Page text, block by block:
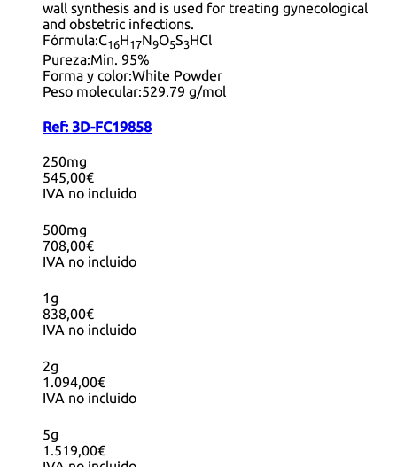
wall synthesis and is used for treating gynecological
and obstetric infections.
Fórmula:C16H17N9O5S3HCl
Pureza:Min. 95%
Forma y color:White Powder
Peso molecular:529.79 g/mol
Ref: 3D-FC19858
250mg
545,00€
IVA no incluido
500mg
708,00€
IVA no incluido
1g
838,00€
IVA no incluido
2g
1.094,00€
IVA no incluido
5g
1.519,00€